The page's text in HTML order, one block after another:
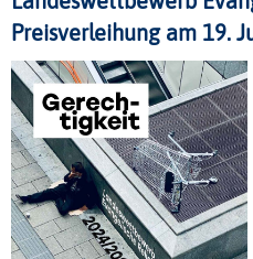
Preisverleihung am 19.